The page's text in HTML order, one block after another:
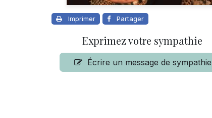
Imprimer Partager
Exprimez votre sympathie
Écrire un message de sympathie